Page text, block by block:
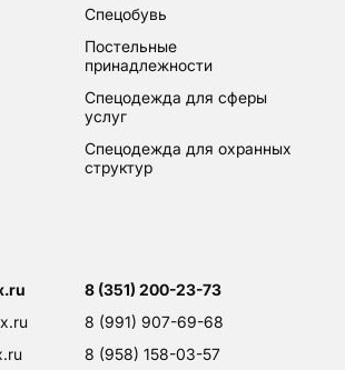
спецобувь
постельные
принадлежности
спецодежда для сферы
услуг
спецодежда для охранных
структур
8 (351) 200-23-73
8 (991) 907-69-68
8 (958) 158-03-57